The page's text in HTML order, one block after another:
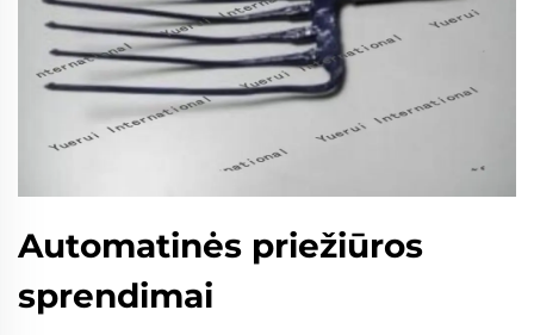
Automatinės priežiūros
sprendimai